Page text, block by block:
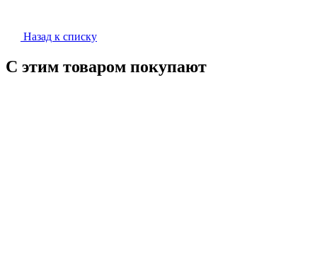
Назад к списку
С этим товаром покупают